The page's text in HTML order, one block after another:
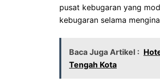
pusat kebugaran yang
kebugaran selama
Baca Juga Artikel :
Tengah Kota